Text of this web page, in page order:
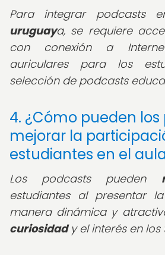
Para integrar podcasts
uruguaya, se requiere
con conexión a
auriculares para los
selección de podcasts
4. ¿Cómo pueden
mejorar la
estudiantes en el
Los podcasts pueden
estudiantes al presentar
manera dinámica y
curiosidady el interés en